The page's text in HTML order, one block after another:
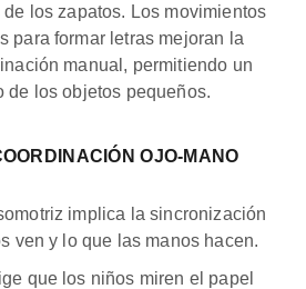
los zapatos. Los movimientos
para formar letras mejoran la
manual, permitiendo un
de los objetos pequeños.
OJO-MANO
implica la sincronización
ven y lo que las manos hacen.
que los niños miren el papel